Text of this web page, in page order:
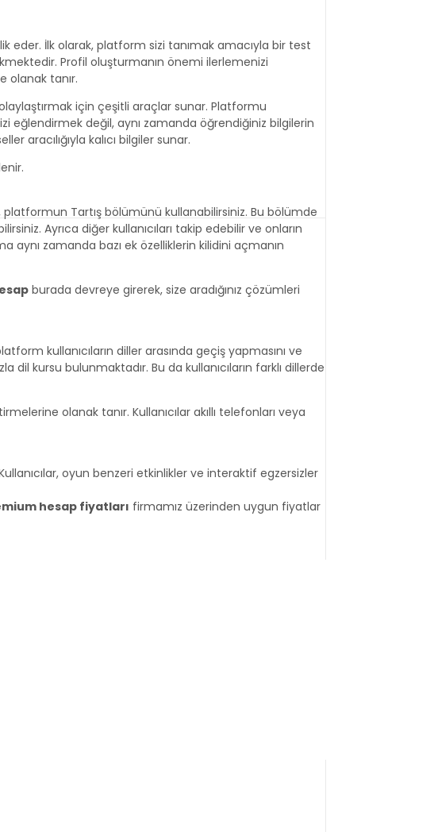
eder. İlk olarak, platform sizi tanımak amacıyla bir test
Profil oluşturmanın önemi ilerlemenizi
olanak tanır.
için çeşitli araçlar sunar. Platformu
eğlendirmek değil, aynı zamanda öğrendiğiniz bilgilerin
aracılığıyla kalıcı bilgiler sunar.
platformun Tartış bölümünü kullanabilirsiniz. Bu bölümde
Ayrıca diğer kullanıcıları takip edebilir ve onların
aynı zamanda bazı ek özelliklerin kilidini açmanın
burada devreye girerek, size aradığınız çözümleri
kullanıcıların diller arasında geçiş yapmasını ve
dil kursu bulunmaktadır. Bu da kullanıcıların farklı dillerde
olanak tanır. Kullanıcılar akıllı telefonları veya
oyun benzeri etkinlikler ve interaktif egzersizler
hesap fiyatları firmamız üzerinden uygun fiyatlar